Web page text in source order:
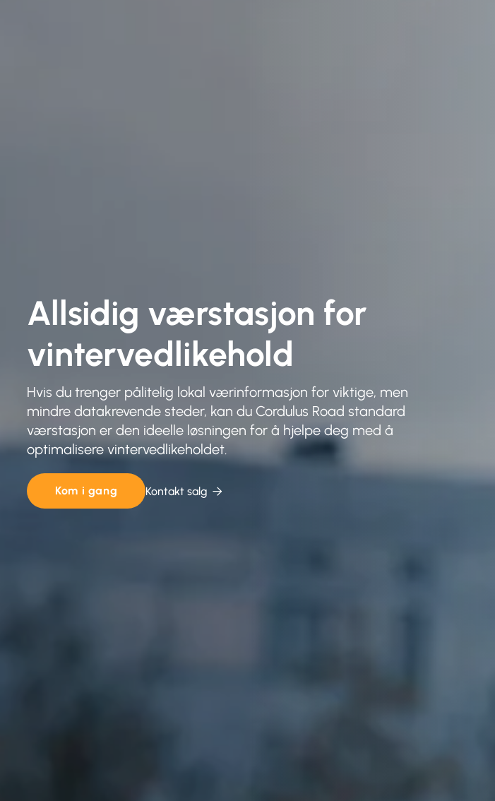
Allsidig værstasjon for
vintervedlikehold
Hvis du trenger pålitelig lokal værinformasjon for viktige, men
mindre datakrevende steder, kan du Cordulus Road standard
værstasjon er den ideelle løsningen for å hjelpe deg med å
optimalisere vintervedlikeholdet.
Kom i gang Kontakt salg 